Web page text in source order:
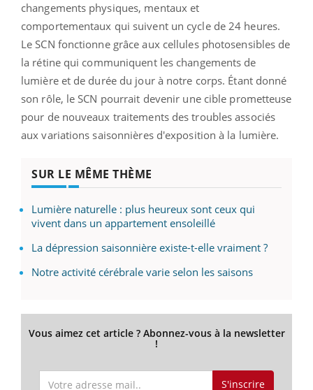
changements physiques, mentaux et
comportementaux qui suivent un cycle de 24 heures.
Le SCN fonctionne grâce aux cellules photosensibles de
la rétine qui communiquent les changements de
lumière et de durée du jour à notre corps. Étant donné
son rôle, le SCN pourrait devenir une cible prometteuse
pour de nouveaux traitements des troubles associés
aux variations saisonnières d'exposition à la lumière.
SUR LE MÊME THÈME
Lumière naturelle : plus heureux sont ceux qui
vivent dans un appartement ensoleillé
La dépression saisonnière existe-t-elle vraiment ?
Notre activité cérébrale varie selon les saisons
Vous aimez cet article ? Abonnez-vous à la newsletter
!
S'inscrire